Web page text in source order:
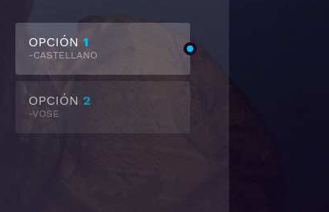
OPCIÓN 1
-CASTELLANO
OPCIÓN 2
-VOSE